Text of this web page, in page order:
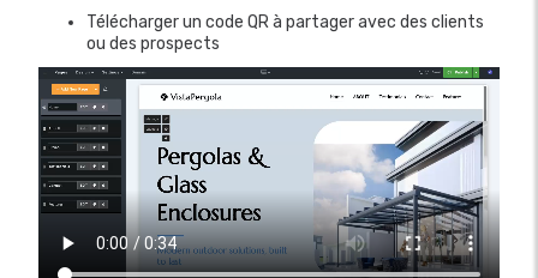
Télécharger un code QR à partager avec des clients
ou des prospects